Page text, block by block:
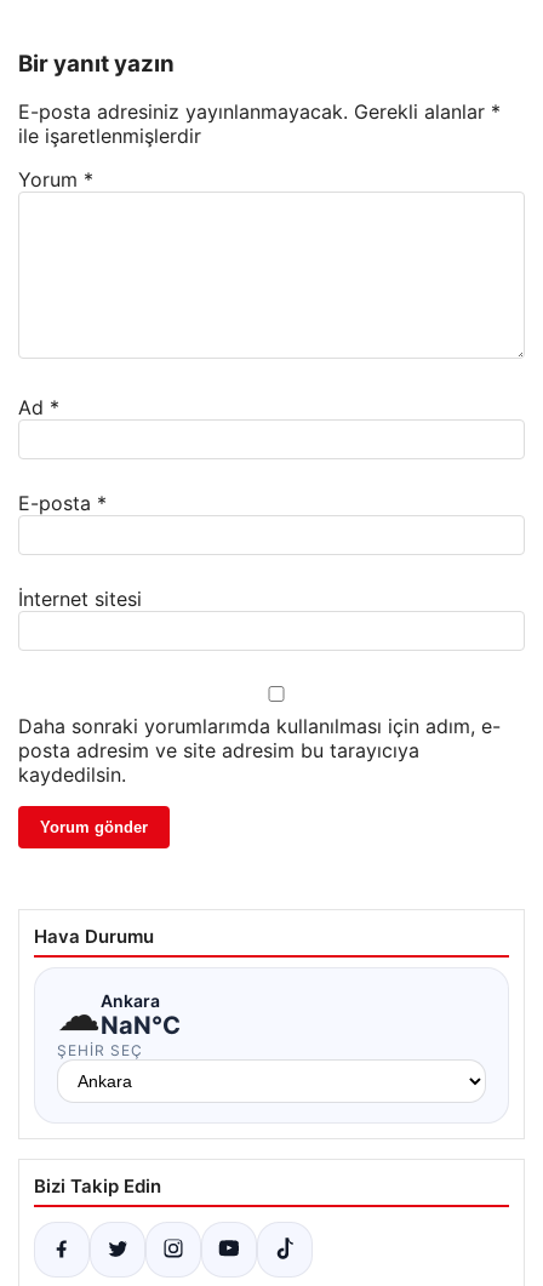
Bir yanıt yazın
E-posta adresiniz yayınlanmayacak. Gerekli alanlar *
ile işaretlenmişlerdir
Yorum *
Ad *
E-posta *
İnternet sitesi
Daha sonraki yorumlarımda kullanılması için adım, e-
posta adresim ve site adresim bu tarayıcıya
kaydedilsin.
Hava Durumu
☁Ankara
NaN°C
ŞEHIR SEÇ
Bizi Takip Edin